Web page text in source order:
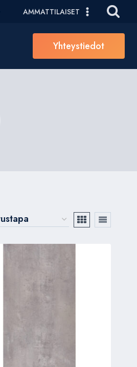
AMMATTILAISET
Yhteystiedot